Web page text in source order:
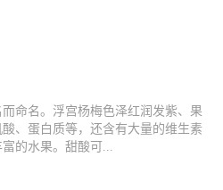
命名。浮宫杨梅色泽红润发紫、果
、蛋白质等，还含有大量的维生素
的水果。甜酸可...